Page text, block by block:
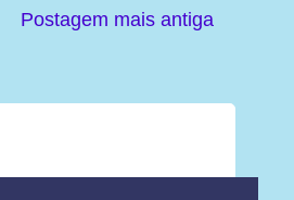
Postagem mais antiga